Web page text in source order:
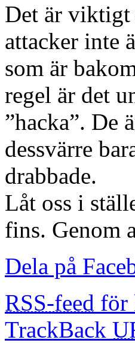
Det är viktigt
attacker inte
som är
regel är det
”hacka”. De
dessvärre
drabbade.
Låt oss i
fins. Genom
Dela på
RSS-feed för
TrackBack